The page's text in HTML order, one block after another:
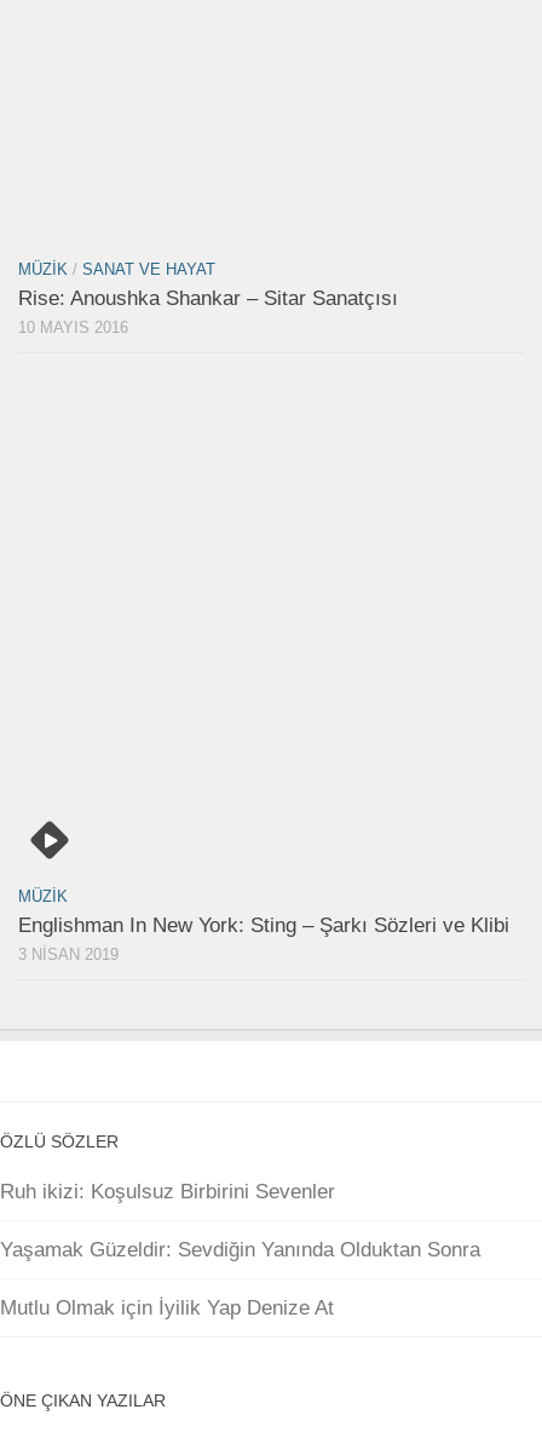
MÜZIK / SANAT VE HAYAT
Rise: Anoushka Shankar – Sitar Sanatçısı
10 MAYIS 2016
MÜZIK
Englishman In New York: Sting – Şarkı Sözleri ve Klibi
3 NISAN 2019
ÖZLÜ SÖZLER
Ruh ikizi: Koşulsuz Birbirini Sevenler
Yaşamak Güzeldir: Sevdiğin Yanında Olduktan Sonra
Mutlu Olmak için İyilik Yap Denize At
ÖNE ÇIKAN YAZILAR